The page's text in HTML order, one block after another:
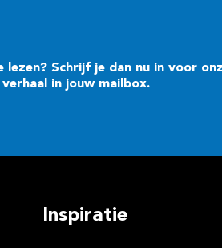
lezen? Schrijf je dan nu in voor
in jouw mailbox.
Inspiratie